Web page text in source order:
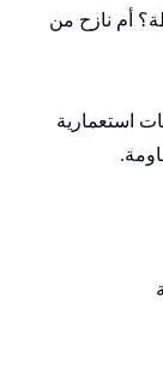
أم نازح من
استعمارية